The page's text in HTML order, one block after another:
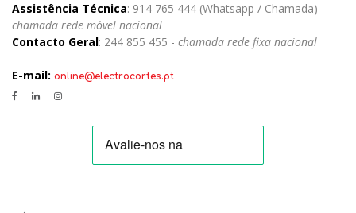
Assistência Técnica: 914 765 444 (Whatsapp / Chamada) -
chamada rede móvel nacional
Contacto Geral: 244 855 455 - chamada rede fixa nacional
E-mail: online@electrocortes.pt